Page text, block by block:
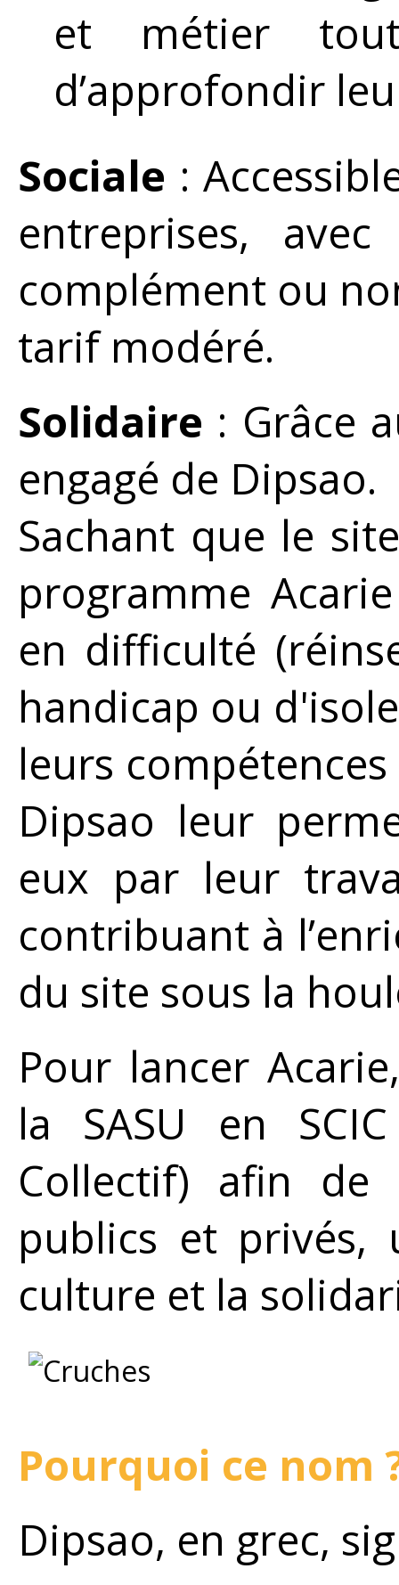
et métier
d’approfondir
Sociale :
entreprises,
complément ou
tarif modéré.
Solidaire : Grâce
engagé de Dipsao.
Sachant que le
programme
en difficulté
handicap ou
leurs
Dipsao leur
eux par leur
contribuant à
du site sous la
Pour lancer
la SASU en
Collectif) afin de
publics et privés,
culture et la
Pourquoi ce nom
Dipsao, en grec,